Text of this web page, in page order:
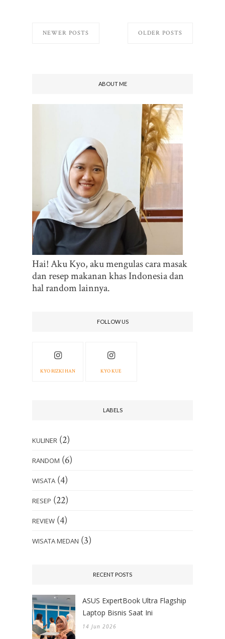
NEWER POSTS OLDER POSTS
ABOUT ME
Hai! Aku Kyo, aku mengulas cara masak
dan resep makanan khas Indonesia dan
hal random lainnya.
FOLLOW US
KYO RIZKI HAN KYO KUE
LABELS
KULINER (2)
RANDOM (6)
WISATA (4)
RESEP (22)
REVIEW (4)
WISATA MEDAN (3)
RECENT POSTS
ASUS ExpertBook Ultra Flagship
Laptop Bisnis Saat Ini
14 Jun 2026